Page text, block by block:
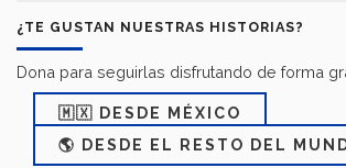
¿TE GUSTAN NUESTRAS HISTORIAS?
Dona para seguirlas disfrutando de forma
🇲🇽 DESDE MÉXICO
🌎 DESDE EL RESTO DEL